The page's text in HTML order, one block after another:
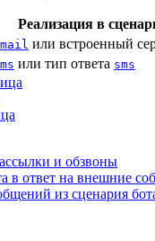
Реализация в
или встроенный
или тип ответа sms
и обзвоны
в ответ на внешние
из сценария